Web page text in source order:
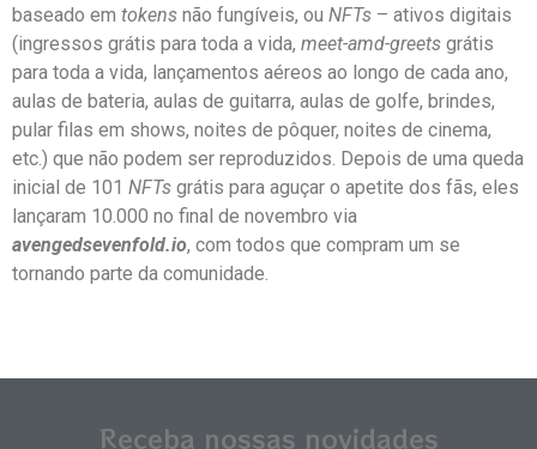
baseado em tokens não fungíveis, ou NFTs – ativos digitais
(ingressos grátis para toda a vida, meet-amd-greets grátis
para toda a vida, lançamentos aéreos ao longo de cada ano,
aulas de bateria, aulas de guitarra, aulas de golfe, brindes,
pular filas em shows, noites de pôquer, noites de cinema,
etc.) que não podem ser reproduzidos. Depois de uma queda
inicial de 101 NFTs grátis para aguçar o apetite dos fãs, eles
lançaram 10.000 no final de novembro via
avengedsevenfold.io, com todos que compram um se
tornando parte da comunidade.
Receba nossas novidades